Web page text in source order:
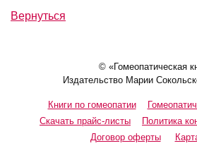
Вернуться
© «Гомеопатическая
Издательство Марии
Книги по гомеопатии
Скачать прайс-листы
Политика
Договор оферты